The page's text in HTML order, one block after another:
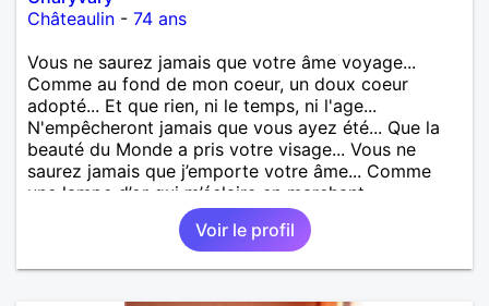
Châteaulin - 74 ans
Vous ne saurez jamais que votre âme voyage...
Comme au fond de mon coeur, un doux coeur
adopté... Et que rien, ni le temps, ni l'age...
N'empêcheront jamais que vous ayez été... Que la
beauté du Monde a pris votre visage... Vous ne
saurez jamais que j’emporte votre âme... Comme
une lampe d’or qui m’éclaire en marchant...
Voir le profil